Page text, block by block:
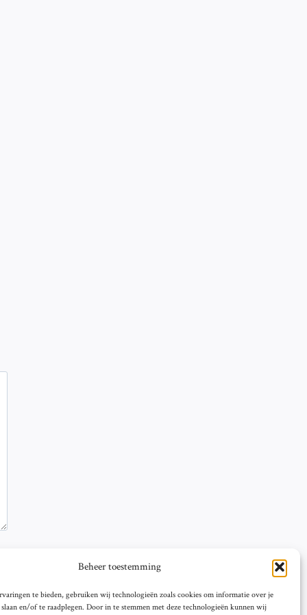
Beheer toestemming
te bieden, gebruiken wij technologieën zoals cookies om informatie over je
en/of te raadplegen. Door in te stemmen met deze technologieën kunnen wij